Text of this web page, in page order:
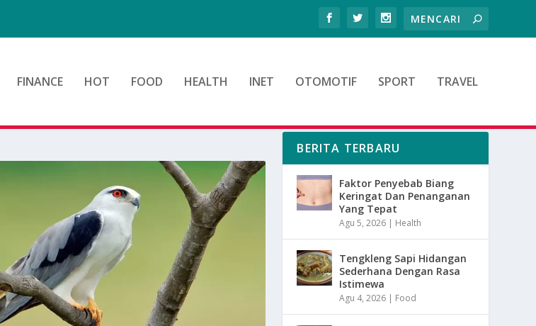
FINANCE HOT FOOD HEALTH INET OTOMOTIF SPORT TRAVEL
BERITA TERBARU
Faktor Penyebab Biang
Keringat Dan Penanganan
Yang Tepat
Agu 5, 2026 | Health
Tengkleng Sapi Hidangan
Sederhana Dengan Rasa
Istimewa
Agu 4, 2026 | Food